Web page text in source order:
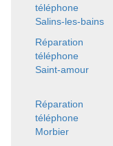
téléphone
Salins-les-bains
Réparation
téléphone
Saint-amour
Réparation
téléphone
Morbier